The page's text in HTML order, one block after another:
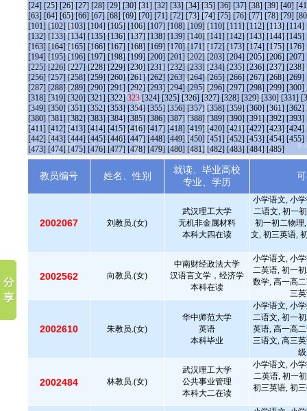
[24] [25] [26] [27] [28] [29] [30] [31] [32] [33] [34] [35] [36] [37] [38] [39] [40]
[63] [64] [65] [66] [67] [68] [69] [70] [71] [72] [73] [74] [75] [76] [77] [78] [79]
[101] [102] [103] [104] [105] [106] [107] [108] [109] [110] [111] [112] [113] [114]
[132] [133] [134] [135] [136] [137] [138] [139] [140] [141] [142] [143] [144] [145]
[163] [164] [165] [166] [167] [168] [169] [170] [171] [172] [173] [174] [175] [176]
[194] [195] [196] [197] [198] [199] [200] [201] [202] [203] [204] [205] [206] [207]
[225] [226] [227] [228] [229] [230] [231] [232] [233] [234] [235] [236] [237] [238]
[256] [257] [258] [259] [260] [261] [262] [263] [264] [265] [266] [267] [268] [269]
[287] [288] [289] [290] [291] [292] [293] [294] [295] [296] [297] [298] [299] [300]
[318] [319] [320] [321] [322] 323 [324] [325] [326] [327] [328] [329] [330] [331]
[349] [350] [351] [352] [353] [354] [355] [356] [357] [358] [359] [360] [361] [362]
[380] [381] [382] [383] [384] [385] [386] [387] [388] [389] [390] [391] [392] [393]
[411] [412] [413] [414] [415] [416] [417] [418] [419] [420] [421] [422] [423] [424]
[442] [443] [444] [445] [446] [447] [448] [449] [450] [451] [452] [453] [454] [455]
[473] [474] [475] [476] [477] [478] [479] [480] [481] [482] [483] [484] [485]
教员编号 姓名、性别
就读、毕业高校
专业、学历
2002067 刘教员.(女)
武汉理工大学
无机非金属材料
本科大四在读
小学语文, 小
二语文, 初一
初一初二物理
文, 初三英语,
2002562 向教员.(女)
中南财经政法大学
汉语言文学，经济学
本科在读
小学语文, 小
二英语, 初一
数学, 高一高
三
2002610 朱教员.(女)
华中师范大学
英语
本科毕业
小学语文, 小
二语文, 初一
英语, 高一高
三语文, 高三
2002484 林教员.(女)
武汉理工大学
公共事业管理
本科大二在读
小学语文, 小
二英语, 初一
初三英语, 初